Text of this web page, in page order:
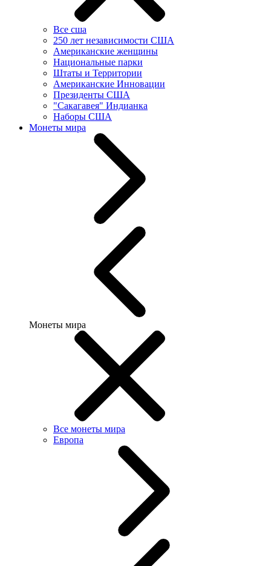
Все сша
250 лет независимости США
Американские женщины
Национальные парки
Штаты и Территории
Американские Инновации
Президенты США
"Сакагавея" Индианка
Наборы США
Монеты мира
Монеты мира
Все монеты мира
Европа